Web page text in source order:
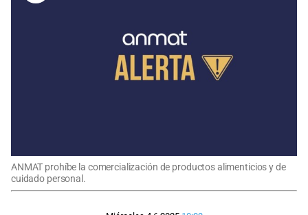
ANMAT prohíbe la comercialización de productos alimenticios y de
cuidado personal.